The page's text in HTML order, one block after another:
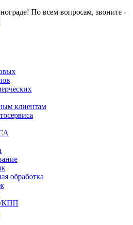
По всем вопросам, звоните -
клиентам
обработка
КПП